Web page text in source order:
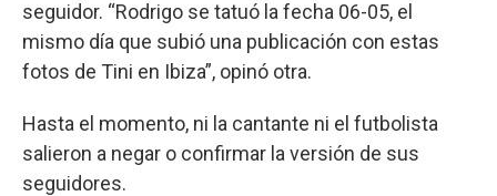
seguidor. “Rodrigo se tatuó la fecha 06-05, el
mismo día que subió una publicación con estas
fotos de Tini en Ibiza”, opinó otra.
Hasta el momento, ni la cantante ni el futbolista
salieron a negar o confirmar la versión de sus
seguidores.